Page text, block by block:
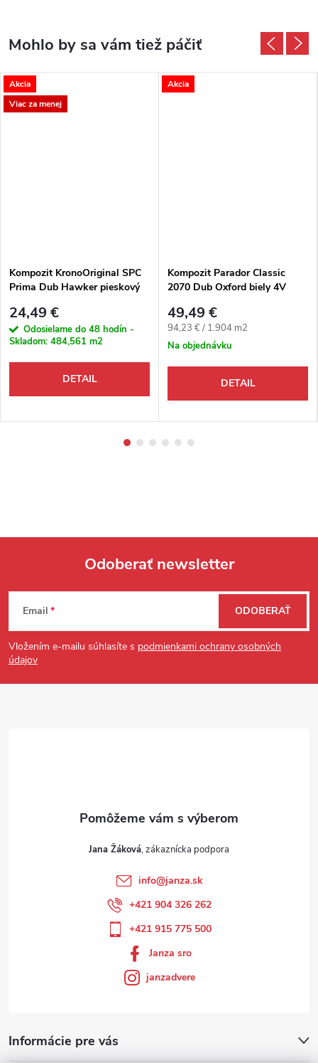
Akcia
Viac za menej
Kompozit KronoOriginal SPC
Prima Dub Hawker pieskový
24,49 €
Odosielame do 48 hodín -
Skladom: 484,561 m2
DETAIL
Akcia
Kompozit Parador Classic
2070 Dub Oxford biely 4V
49,49 €
Jednotková cena:
94,23 € / 1.904 m2
Na objednávku
DETAIL
Zápätie
Odoberať newsletter
Email
Vložením e-mailu súhlasíte s podmienkami ochrany osobných
údajov
ODOBERAŤ
Informácie pre vás
Jana Žáková
info@janza.sk
+421 904 326 262
+421 915 775 500
Janza sro
janzadvere